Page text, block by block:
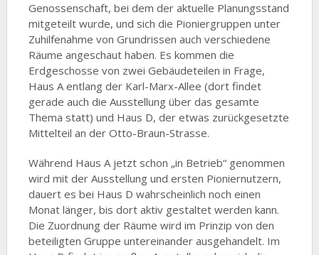
Genossenschaft, bei dem der aktuelle Planungsstand
mitgeteilt wurde, und sich die Pioniergruppen unter
Zuhilfenahme von Grundrissen auch verschiedene
Räume angeschaut haben. Es kommen die
Erdgeschosse von zwei Gebäudeteilen in Frage,
Haus A entlang der Karl-Marx-Allee (dort findet
gerade auch die Ausstellung über das gesamte
Thema statt) und Haus D, der etwas zurückgesetzte
Mittelteil an der Otto-Braun-Strasse.
Während Haus A jetzt schon „in Betrieb“ genommen
wird mit der Ausstellung und ersten Pioniernutzern,
dauert es bei Haus D wahrscheinlich noch einen
Monat länger, bis dort aktiv gestaltet werden kann.
Die Zuordnung der Räume wird im Prinzip von den
beteiligten Gruppe untereinander ausgehandelt. Im